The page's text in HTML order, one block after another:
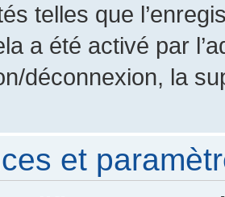
telles que
a été activé par
déconnexion, la
et